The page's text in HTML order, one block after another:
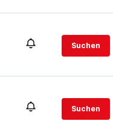
Suchen
Suchen